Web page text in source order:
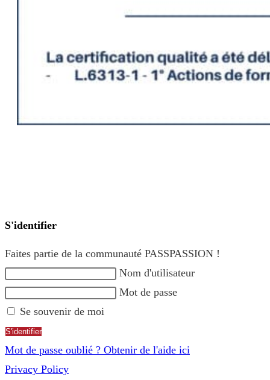
S'identifier
Faites partie de la communauté PASSPASSION !
Nom d'utilisateur
Mot de passe
Se souvenir de moi
S'identifier
Mot de passe oublié ? Obtenir de l'aide ici
Privacy Policy